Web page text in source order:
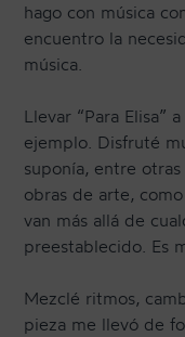
hago con música
encuentro la
música.
Llevar “Para Elisa”
ejemplo. Disfruté
suponía, entre
obras de arte,
van más allá de
preestablecido. Es
Mezclé ritmos,
pieza me llevó de